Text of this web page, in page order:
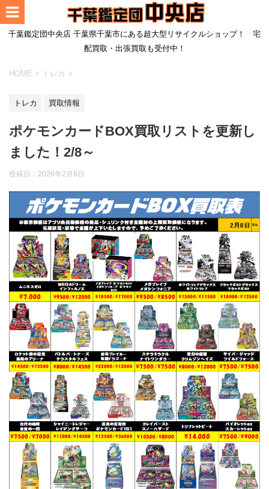
千葉鑑定団中央店 千葉県千葉市にある超大型リサイクルショップ！ 宅
配買取・出張買取も受付中！
HOME > トレカ >
トレカ 買取情報
ポケモンカードBOX買取リストを更新し
ました！2/8～
投稿日： 2026年2月8日